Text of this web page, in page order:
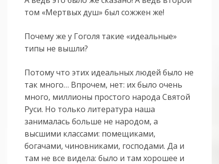
том «Мертвых душ» был сожжен же!
Почему же у Гоголя такие «идеальные»
типы не вышли?
Потому что этих идеальных людей было не
так много… Впрочем, нет: их было очень
много, миллионы простого народа Святой
Руси. Но только литература наша
занималась больше не народом, а
высшими классами: помещиками,
богачами, чиновниками, господами. Да и
там не все видела: было и там хорошее и